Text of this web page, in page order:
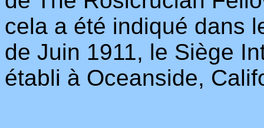
cela a été indiqué dans
de Juin 1911, le Siège
établi à Oceanside,